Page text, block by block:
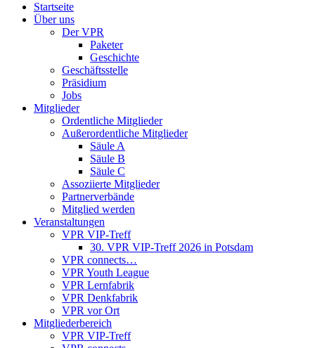
Startseite
Über uns
Der VPR
Paketer
Geschichte
Geschäftsstelle
Präsidium
Jobs
Mitglieder
Ordentliche Mitglieder
Außerordentliche Mitglieder
Säule A
Säule B
Säule C
Assoziierte Mitglieder
Partnerverbände
Mitglied werden
Veranstaltungen
VPR VIP-Treff
30. VPR VIP-Treff 2026 in Potsdam
VPR connects…
VPR Youth League
VPR Lernfabrik
VPR Denkfabrik
VPR vor Ort
Mitgliederbereich
VPR VIP-Treff